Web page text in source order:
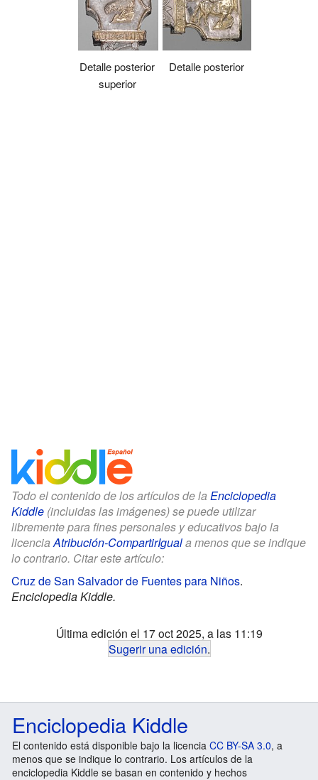
Detalle posterior
superior
Detalle posterior
Todo el contenido de los artículos de la Enciclopedia
Kiddle (incluidas las imágenes) se puede utilizar
libremente para fines personales y educativos bajo la
licenciaAtribución-CompartirIguala menos que se indique
lo contrario. Citar este artículo:
Cruz de San Salvador de Fuentes para Niños.
Enciclopedia Kiddle.
Última edición el 17 oct 2025, a las 11:19
Sugerir una edición.
Enciclopedia Kiddle
El contenido está disponible bajo la licencia CC BY-SA 3.0, a
menos que se indique lo contrario. Los artículos de la
enciclopedia Kiddle se basan en contenido y hechos